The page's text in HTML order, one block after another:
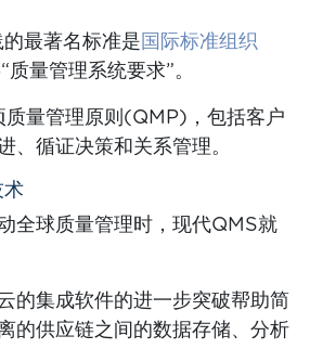
最著名标准是 国际标准组织
“质量管理系统要求”。
量管理原则(QMP)，包括客户
、循证决策和关系管理。
术
全球质量管理时，现代QMS就
的集成软件的进一步突破帮助简
的供应链之间的数据存储、分析